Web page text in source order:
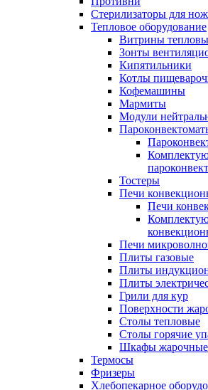
Стерилизаторы для
Тепловое оборудование
Витрины
Зонты
Кипятильники
Котлы
Кофемашины
Мармиты
Модули
Тостеры
Печи
Печи
Печи
Плиты газовые
Плиты
Плиты
Грили для кур
Поверхности
Столы тепловые
Столы горячие
Шкафы жарочные
Термосы
Фризеры
Хлебопекарное